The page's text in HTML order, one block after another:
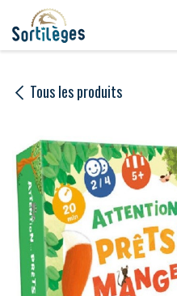
Se rendre au contenu
Tous les produits